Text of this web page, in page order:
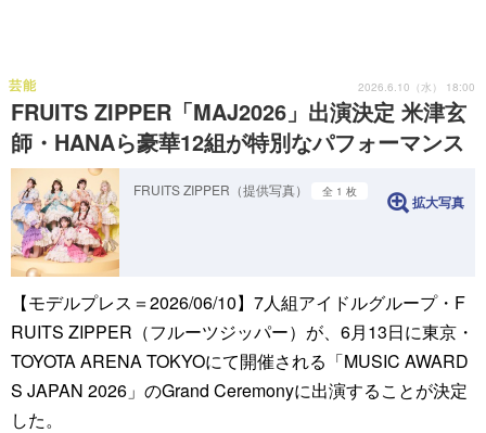
FRUITS ZIPPER「MAJ2026」出演決定 米津玄
師・HANAら豪華12組が特別なパフォーマンス
芸能 2026.6.10（水） 18:00
FRUITS ZIPPER（提供写真） 全 1 枚
拡大写真
【モデルプレス＝2026/06/10】7人組アイドルグループ・F
RUITS ZIPPER（フルーツジッパー）が、6月13日に東京・
TOYOTA ARENA TOKYOにて開催される「MUSIC AWARD
S JAPAN 2026」のGrand Ceremonyに出演することが決定
した。